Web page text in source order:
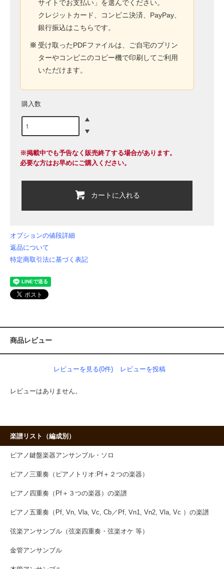
サイトでお支払い」を選んでください。
クレジットカード、コンビニ決済、PayPay、
銀行振込はこちらです。
※ 受け取ったPDFファイルは、ご自宅のプリン
ターやコンビニのコピー機で印刷してご利用
いただけます。
購入数
※掲載中でも予告なく販売終了する場合があります。
必要な方はお早めにご購入ください。
カートに入れる
オプションの値段詳細
返品について
特定商取引法に基づく表記
商品レビュー
レビューを見る(0件) レビューを投稿
レビューはありません。
楽譜リスト（編成別）
ピアノ鍵盤楽器アンサンブル・ソロ
ピアノ三重奏（ピアノトリオ:Pf＋２つの楽器）
ピアノ四重奏（Pf＋３つの楽器）の楽譜
ピアノ五重奏（Pf, Vn, Vla, Vc, Cb／Pf, Vn1, Vn2, Vla, Vc ）の楽譜
弦楽アンサンブル（弦楽四重奏・弦楽オケ 等）
金管アンサンブル